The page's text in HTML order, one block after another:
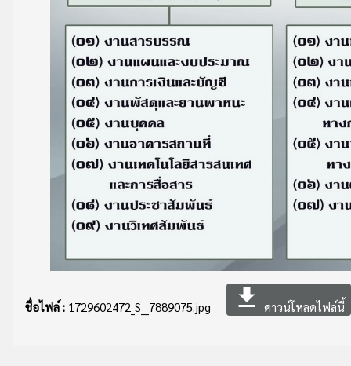
ชื่อไฟล์ : 1729602472_S__7889075.jpg file_download ดาวน์โหลดไฟล์นี้